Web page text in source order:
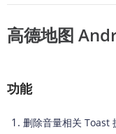
高德地图
功能
删除音量相关 Toast